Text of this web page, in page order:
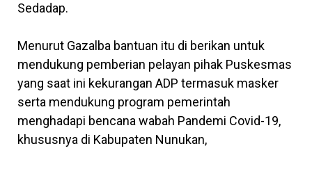
Sedadap.
Menurut Gazalba bantuan itu di berikan untuk
mendukung pemberian pelayan pihak Puskesmas
yang saat ini kekurangan ADP termasuk masker
serta mendukung program pemerintah
menghadapi bencana wabah Pandemi Covid-19,
khususnya di Kabupaten Nunukan,